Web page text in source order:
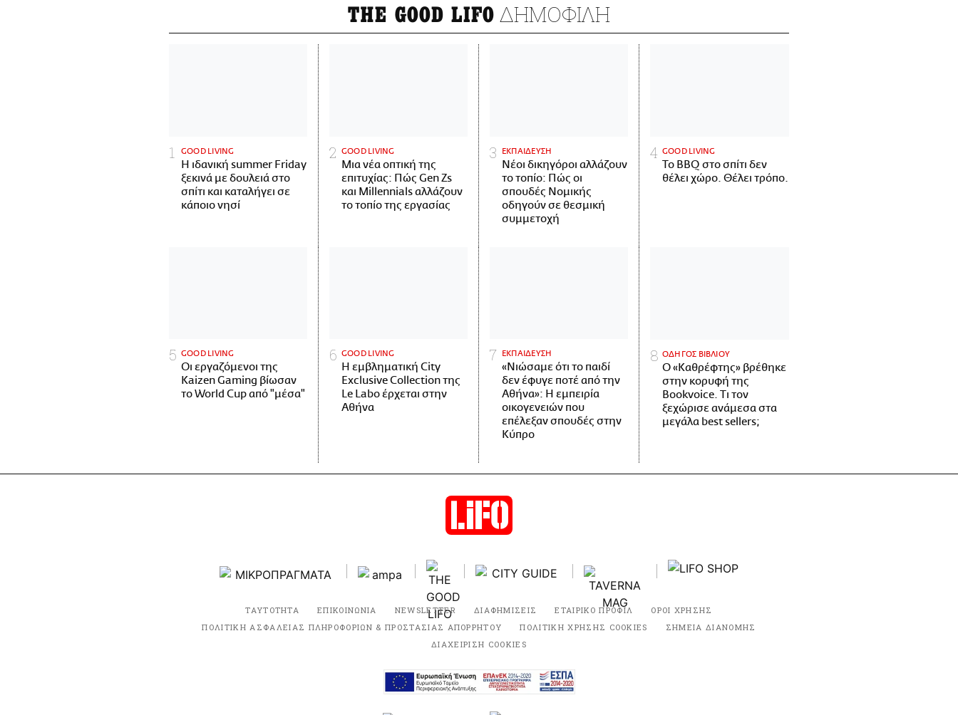
THE GOOD LIFO ΔΗΜΟΦΙΛΗ
GOOD LIVING
Η ιδανική summer Friday
ξεκινά με δουλειά στο
σπίτι και καταλήγει σε
κάποιο νησί
GOOD LIVING
Μια νέα οπτική της
επιτυχίας: Πώς Gen Zs
και Millennials αλλάζουν
το τοπίο της εργασίας
ΕΚΠΑΙΔΕΥΣΗ
Νέοι δικηγόροι αλλάζουν
το τοπίο: Πώς οι
σπουδές Νομικής
οδηγούν σε θεσμική
συμμετοχή
GOOD LIVING
Το BBQ στο σπίτι δεν
θέλει χώρο. Θέλει τρόπο.
GOOD LIVING
Οι εργαζόμενοι της
Kaizen Gaming βίωσαν
το World Cup από "μέσα"
GOOD LIVING
Η εμβληματική City
Exclusive Collection της
Le Labo έρχεται στην
Αθήνα
ΕΚΠΑΙΔΕΥΣΗ
«Νιώσαμε ότι το παιδί
δεν έφυγε ποτέ από την
Αθήνα»: Η εμπειρία
οικογενειών που
επέλεξαν σπουδές στην
Κύπρο
ΟΔΗΓΟΣ ΒΙΒΛΙΟΥ
Ο «Καθρέφτης» βρέθηκε
στην κορυφή της
Bookvoice. Τι τον
ξεχώρισε ανάμεσα στα
μεγάλα best sellers;
ΤΑΥΤΟΤΗΤΑ ΕΠΙΚΟΙΝΩΝΙΑ NEWSLETTER ΔΙΑΦΗΜΙΣΕΙΣ ΕΤΑΙΡΙΚΟ ΠΡΟΦΙΛ
ΟΡΟΙ ΧΡΗΣΗΣ
ΠΟΛΙΤΙΚΗ ΑΣΦΑΛΕΙΑΣ ΠΛΗΡΟΦΟΡΙΩΝ & ΠΡΟΣΤΑΣΙΑΣ ΑΠΟΡΡΗΤΟΥ
ΠΟΛΙΤΙΚΗ ΧΡΗΣΗΣ COOKIES
ΣΗΜΕΙΑ ΔΙΑΝΟΜΗΣ
ΔΙΑΧΕΙΡΙΣΗ COOKIES